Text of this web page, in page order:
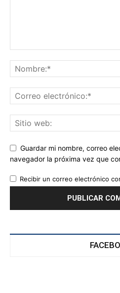
Guardar mi nombre, correo
navegador la próxima vez que
Recibir un correo electrónico